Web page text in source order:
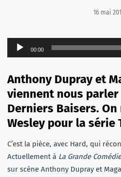
16 mai
Lecteur
audio
00:00
Anthony Dupray et
viennent nous parler
Derniers Baisers.
Wesley pour la série
C’est la pièce, avec Hard, qui
Actuellement à La Grande Comédie
sur scène Anthony Dupray et